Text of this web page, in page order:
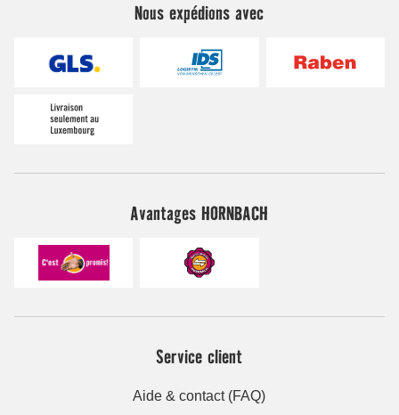
Nous expédions avec
Avantages HORNBACH
Service client
Aide & contact (FAQ)